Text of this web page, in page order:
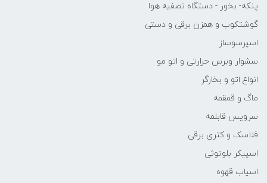
پنکه- بخور - دستگاه تصفیه هوا
گوشتکوب و همزن برقی و دستی
اسپرسوساز
سشوار وبرس حرارتی و اتو مو
انواع اتو و بخارگر
ماگ و قمقمه
سرویس قابلمه
فلاسک و کتری برقی
اسپیکر بلوتوثی
اسیاب قهوه